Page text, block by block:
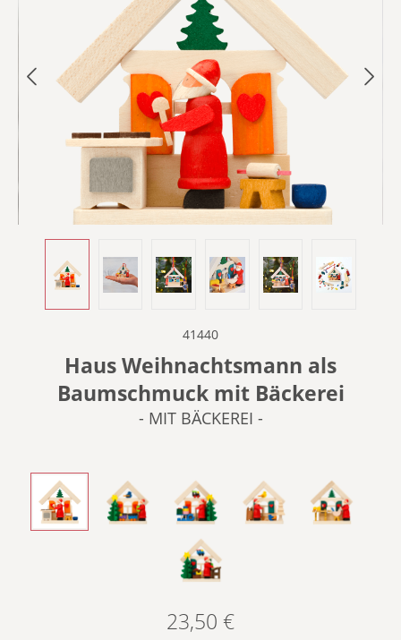
41440
Haus Weihnachtsmann als
Baumschmuck mit Bäckerei
- MIT BÄCKEREI -
- MIT BÄCKEREI -- MIT EISENBAHN -- MIT SCHLITTEN -
- MIT - MIT
- MIT WUNSCHZETTEL -
Regulärer Preis:
23,50 €